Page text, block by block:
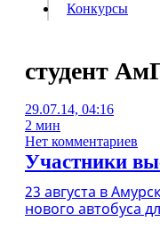
ИнформацияПодписка
Конкурсы
студент
29.07.14, 04:16
2 мин
Нет комментариев
Участники
23 августа в
нового автобуса